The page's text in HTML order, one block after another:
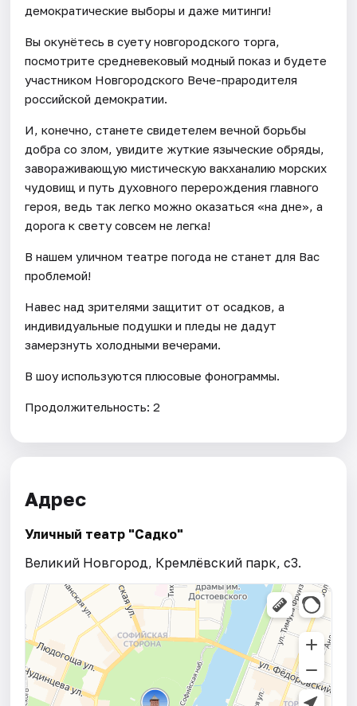
демократические выборы и даже митинги!
Вы окунётесь в суету новгородского торга,
посмотрите средневековый модный показ и будете
участником Новгородского Вече-прародителя
российской демократии.
И, конечно, станете свидетелем вечной борьбы
добра со злом, увидите жуткие языческие обряды,
завораживающую мистическую вакханалию морских
чудовищ и путь духовного перерождения главного
героя, ведь так легко можно оказаться «на дне», а
дорога к свету совсем не легка!
В нашем уличном театре погода не станет для Вас
проблемой!
Навес над зрителями защитит от осадков, а
индивидуальные подушки и пледы не дадут
замерзнуть холодными вечерами.
В шоу используются плюсовые фонограммы.
Продолжительность: 2
Адрес
Уличный театр "Садко"
Великий Новгород, Кремлёвский парк, с3.